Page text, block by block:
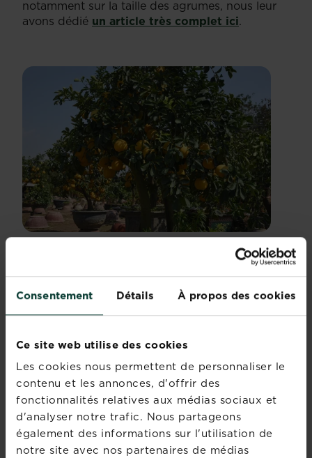
Consentement Détails À propos des cookies
Ce site web utilise des cookies
Les cookies nous permettent de personnaliser le
contenu et les annonces, d'offrir des
fonctionnalités relatives aux médias sociaux et
d'analyser notre trafic. Nous partageons
également des informations sur l'utilisation de
notre site avec nos partenaires de médias
notamment sur la taille des agrumes, nous leur
avons dédié un article très complet ici.
COMMENT SONT UTILISÉS
LES AGRUMES
Les Citrus ont la particularité de voir toutes les
bien sûr pulpe et jus, mais aussi le zeste, la
partie aromatique de l’écorce du fruit.
Le saviez-vous ? on appelle la peau entre le
zeste et la pulpe le zist, d’où le fait de désigner
une personne ou une situation indécises, d’« être
entre le zist et le zest. »